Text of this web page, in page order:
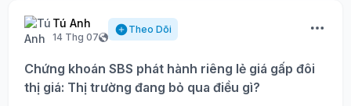
Tú Anh
14 Thg 07
Theo Dõi
Chứng khoán SBS phát hành riêng lẻ giá gấp đôi
thị giá: Thị trường đang bỏ qua điều gì?